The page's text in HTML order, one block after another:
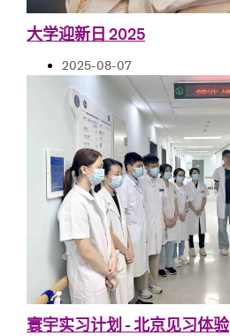
大学迎新日 2025
2025-08-07
寰宇实习计划 - 北京见习体验